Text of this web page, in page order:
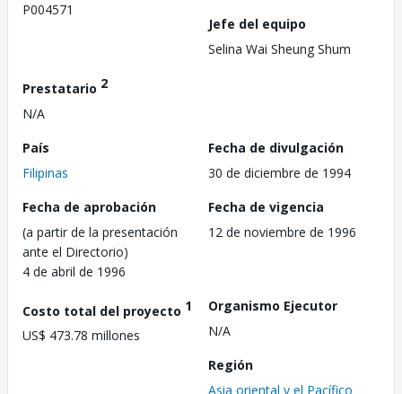
P004571
Jefe del equipo
Selina Wai Sheung Shum
Prestatario 2
N/A
País
Filipinas
Fecha de divulgación
30 de diciembre de 1994
Fecha de aprobación
(a partir de la presentación
ante el Directorio)
4 de abril de 1996
Fecha de vigencia
12 de noviembre de 1996
Costo total del proyecto 1
US$ 473.78 millones
Organismo Ejecutor
N/A
Región
Asia oriental y el Pacífico